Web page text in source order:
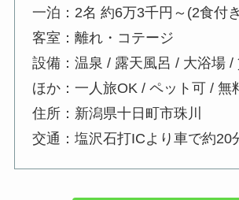
一泊：2名 約6万3千円～(2食付
客室：離れ・コテージ
設備：温泉 / 露天風呂 / 大浴場 /
ほか：一人旅OK / ペット可 / 無
住所：新潟県十日町市珠川
交通：塩沢石打ICより車で約20